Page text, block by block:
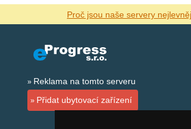
Proč jsou naše servery
Reklama na tomto serveru
Přidat ubytovací zařízení